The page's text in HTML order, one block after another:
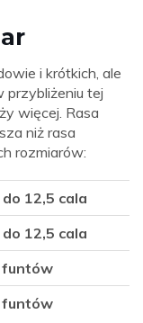
i krótkich, ale
przybliżeniu tej
więcej. Rasa
niż rasa
rozmiarów:
12,5 cala
12,5 cala
funtów
funtów